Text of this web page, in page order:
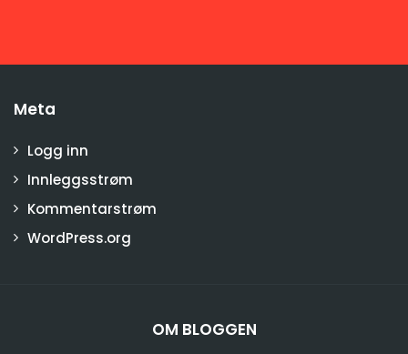
Meta
Logg inn
Innleggsstrøm
Kommentarstrøm
WordPress.org
OM BLOGGEN